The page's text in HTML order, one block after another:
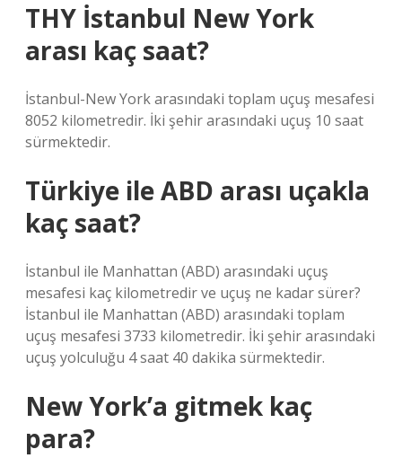
THY İstanbul New York
arası kaç saat?
İstanbul-New York arasındaki toplam uçuş mesafesi
8052 kilometredir. İki şehir arasındaki uçuş 10 saat
sürmektedir.
Türkiye ile ABD arası uçakla
kaç saat?
İstanbul ile Manhattan (ABD) arasındaki uçuş
mesafesi kaç kilometredir ve uçuş ne kadar sürer?
İstanbul ile Manhattan (ABD) arasındaki toplam
uçuş mesafesi 3733 kilometredir. İki şehir arasındaki
uçuş yolculuğu 4 saat 40 dakika sürmektedir.
New York’a gitmek kaç
para?